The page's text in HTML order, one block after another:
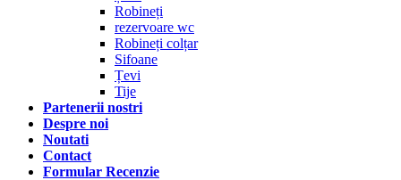
Robineți
rezervoare wc
Robineți colțar
Sifoane
Țevi
Tije
Partenerii nostri
Despre noi
Noutati
Contact
Formular Recenzie